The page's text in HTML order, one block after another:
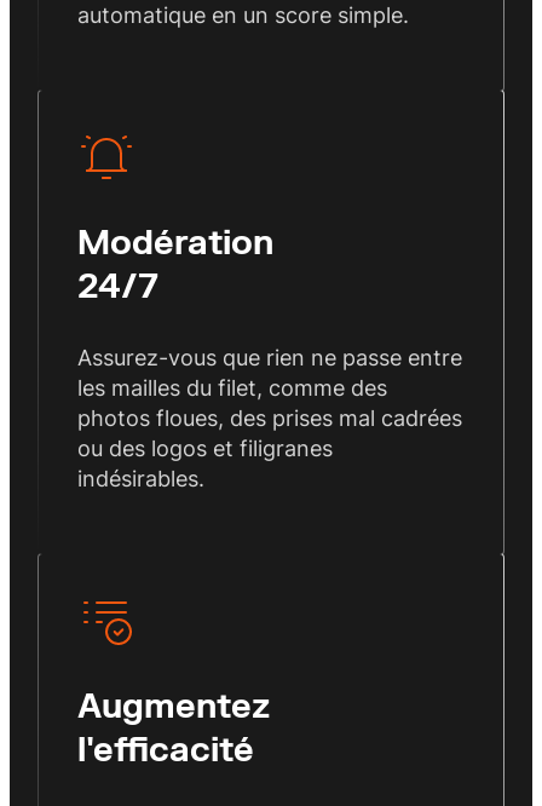
automatique en un score simple.
Modération
24/7
Assurez-vous que rien ne passe entre
les mailles du filet, comme des
photos floues, des prises mal cadrées
ou des logos et filigranes
indésirables.
Augmentez
l'efficacité